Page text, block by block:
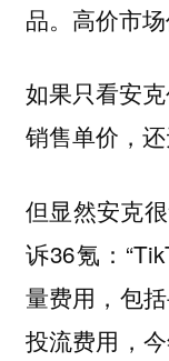
品。高价市
如果只看安
销售单价，
但显然安克
诉36氪：
量费用，包
投流费用，